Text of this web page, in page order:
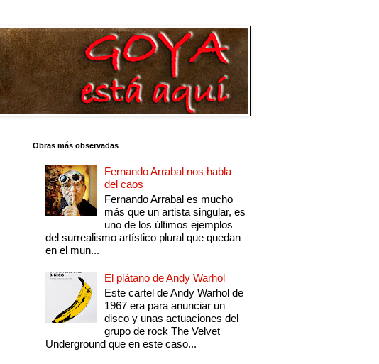
Obras más observadas
Fernando Arrabal nos habla
del caos
Fernando Arrabal es mucho
más que un artista singular, es
uno de los últimos ejemplos
del surrealismo artístico plural que quedan
en el mun...
El plátano de Andy Warhol
Este cartel de Andy Warhol de
1967 era para anunciar un
disco y unas actuaciones del
grupo de rock The Velvet
Underground que en este caso...